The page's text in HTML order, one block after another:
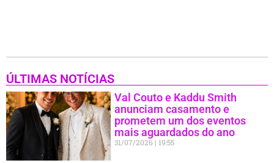
ÚLTIMAS NOTÍCIAS
Val Couto e Kaddu Smith
anunciam casamento e
prometem um dos eventos
mais aguardados do ano
31/07/2026 19:55